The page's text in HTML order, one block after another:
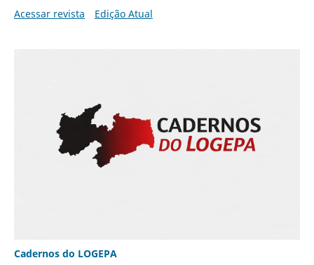
Acessar revista
Edição Atual
Cadernos do LOGEPA